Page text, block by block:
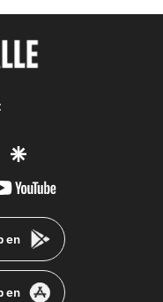
twittergoogle
youtube-
en
en